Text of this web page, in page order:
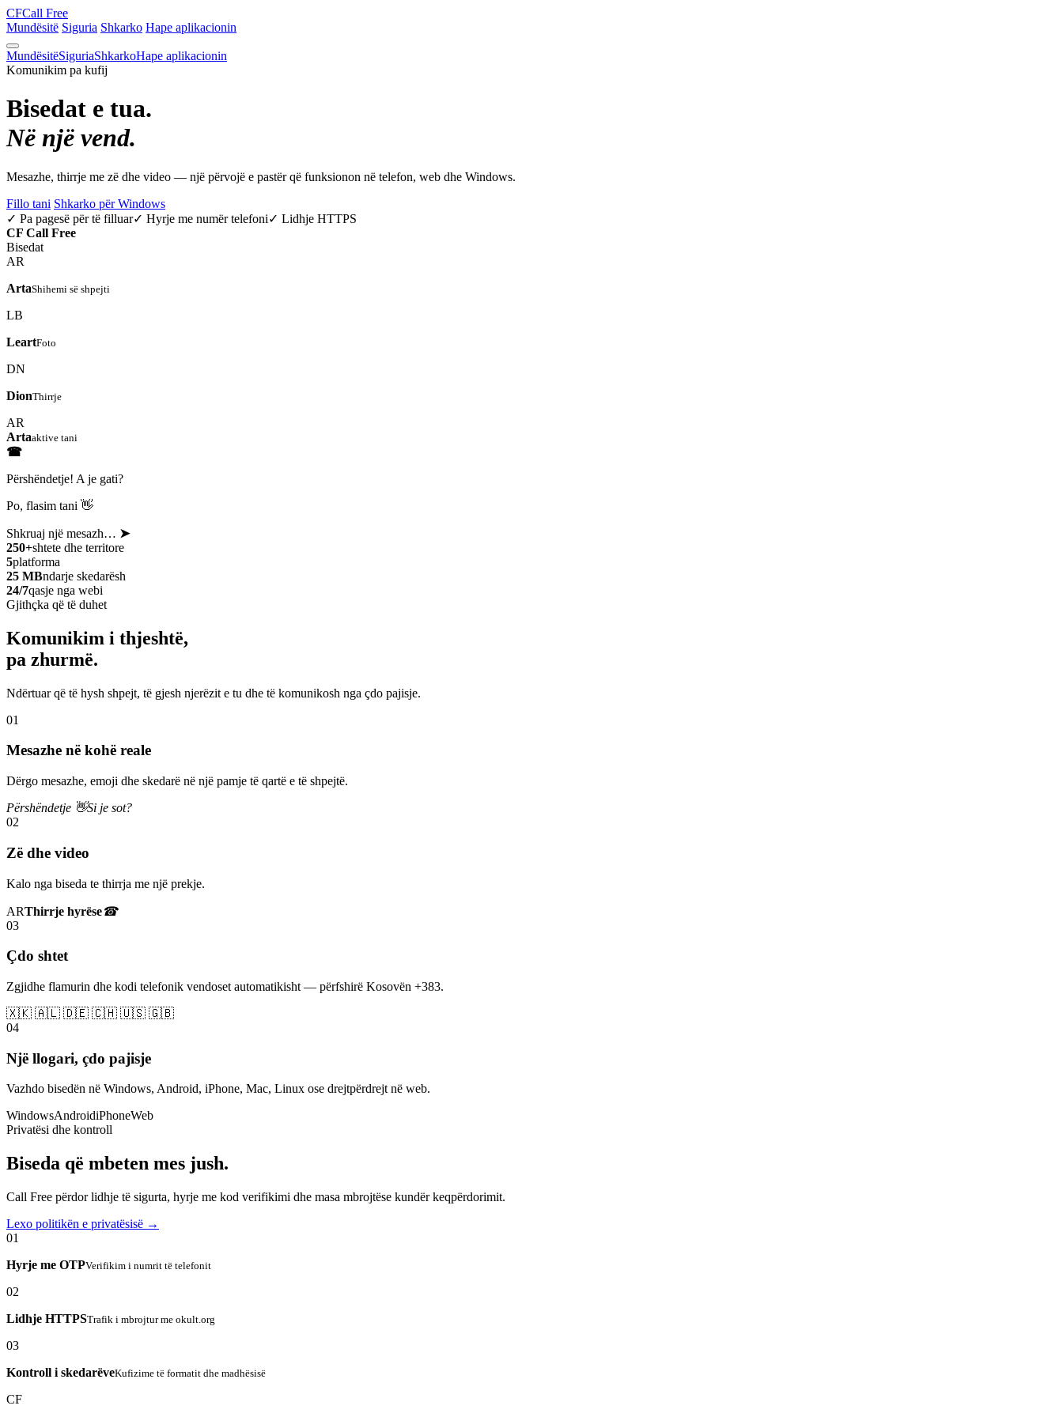
CFCall Free
Mundësitë Siguria Shkarko Hape aplikacionin
MundësitëSiguriaShkarkoHape aplikacionin
Komunikim pa kufij
Bisedat e tua.
Në një vend.
Mesazhe, thirrje me zë dhe video — një përvojë e pastër që funksionon në telefon, web dhe Windows.
Fillo tani Shkarko për Windows
✓ Pa pagesë për të filluar✓ Hyrje me numër telefoni✓ Lidhje HTTPS
CF Call Free
Bisedat
AR
ArtaShihemi së shpejti
LB
LeartFoto
DN
DionThirrje
AR
Artaaktive tani
☎
Përshëndetje! A je gati?
Po, flasim tani 👋
Shkruaj një mesazh… ➤
250+shtete dhe territore
5platforma
25 MBndarje skedarësh
24/7qasje nga webi
Gjithçka që të duhet
Komunikim i thjeshtë,
pa zhurmë.
Ndërtuar që të hysh shpejt, të gjesh njerëzit e tu dhe të komunikosh nga çdo pajisje.
01
Mesazhe në kohë reale
Dërgo mesazhe, emoji dhe skedarë në një pamje të qartë e të shpejtë.
Përshëndetje 👋Si je sot?
02
Zë dhe video
Kalo nga biseda te thirrja me një prekje.
ARThirrje hyrëse☎
03
Çdo shtet
Zgjidhe flamurin dhe kodi telefonik vendoset automatikisht — përfshirë Kosovën +383.
🇽🇰 🇦🇱 🇩🇪 🇨🇭 🇺🇸 🇬🇧
04
Një llogari, çdo pajisje
Vazhdo bisedën në Windows, Android, iPhone, Mac, Linux ose drejtpërdrejt në web.
WindowsAndroidiPhoneWeb
Privatësi dhe kontroll
Biseda që mbeten mes jush.
Call Free përdor lidhje të sigurta, hyrje me kod verifikimi dhe masa mbrojtëse kundër keqpërdorimit.
Lexo politikën e privatësisë →
01
Hyrje me OTPVerifikim i numrit të telefonit
02
Lidhje HTTPSTrafik i mbrojtur me okult.org
03
Kontroll i skedarëveKufizime të formatit dhe madhësisë
CF